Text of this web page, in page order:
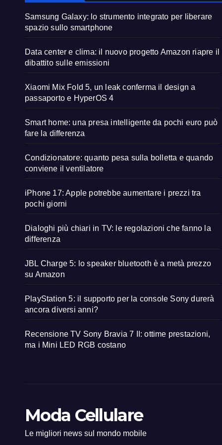
Samsung Galaxy: lo strumento integrato per liberare
spazio sullo smartphone
Data center e clima: il nuovo progetto Amazon riapre il
dibattito sulle emissioni
Xiaomi Mix Fold 5, un leak conferma il design a
passaporto e HyperOS 4
Smart home: una presa intelligente da pochi euro può
fare la differenza
Condizionatore: quanto pesa sulla bolletta e quando
conviene il ventilatore
iPhone 17: Apple potrebbe aumentare i prezzi tra
pochi giorni
Dialoghi più chiari in TV: le regolazioni che fanno la
differenza
JBL Charge 5: lo speaker bluetooth è a metà prezzo
su Amazon
PlayStation 5: il supporto per la console Sony durerà
ancora diversi anni?
Recensione TV Sony Bravia 7 II: ottime prestazioni,
ma i Mini LED RGB costano
Moda Cellulare
Le migliori news sul mondo mobile